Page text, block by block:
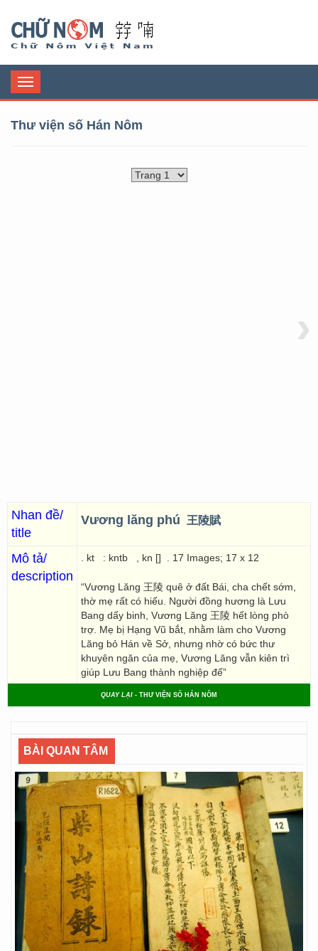
Toggle
navigation
Thư viện số Hán Nôm
›
Nhan đề/
title
Vương lăng phú 王陵賦
Mô tả/
description
. kt : kntb , kn [] . 17 Images; 17 x 12
“Vương Lăng 王陵 quê ở đất Bái, cha chết sớm,
thờ mẹ rất có hiếu. Người đồng hương là Lưu
Bang dấy binh, Vương Lăng 王陵 hết lòng phò
trợ. Mẹ bị Hạng Vũ bắt, nhằm làm cho Vương
Lăng bỏ Hán về Sở, nhưng nhờ có bức thư
khuyên ngăn của mẹ, Vương Lăng vẫn kiên trì
giúp Lưu Bang thành nghiệp đế”
QUAY LẠI - THƯ VIỆN SỐ HÁN NÔM
BÀI QUAN TÂM